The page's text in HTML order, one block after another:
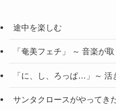
途中を楽しむ
「奄美フェチ」 ～ 音楽が
「に、し、ろっぱ…」～ 活
サンタクロースがやってき